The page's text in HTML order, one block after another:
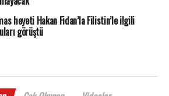
heyeti Hakan Fidan’la Filistin’le ilgili
görüştü